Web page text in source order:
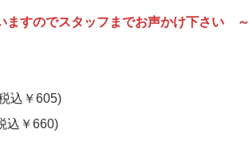
ますのでスタッフまでお声かけ下さい ～
込￥605)
込￥660)